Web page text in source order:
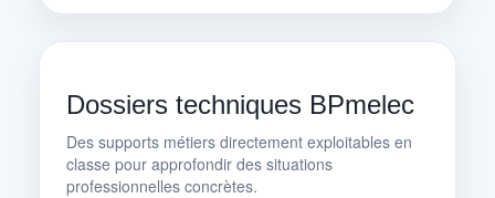
Dossiers techniques BPmelec
Des supports métiers directement exploitables en
classe pour approfondir des situations
professionnelles concrètes.